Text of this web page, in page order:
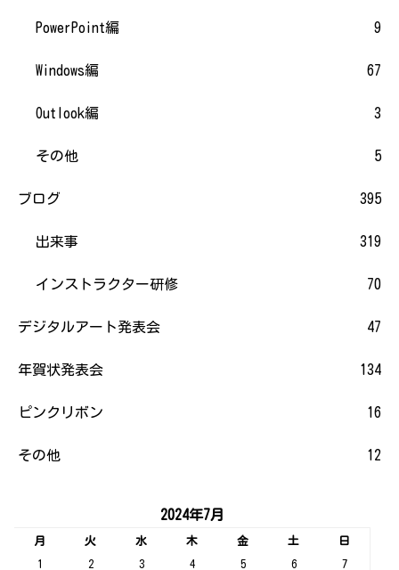
PowerPoint編 9
Windows編 67
Outlook編 3
その他 5
ブログ 395
出来事 319
インストラクター研修 70
デジタルアート発表会 47
年賀状発表会 134
ピンクリボン 16
その他 12
2024年7月
月 火 水 木 金 土
日
1
2 3 4 5 6
7